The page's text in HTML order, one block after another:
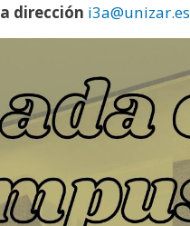
dirección i3a@unizar.es